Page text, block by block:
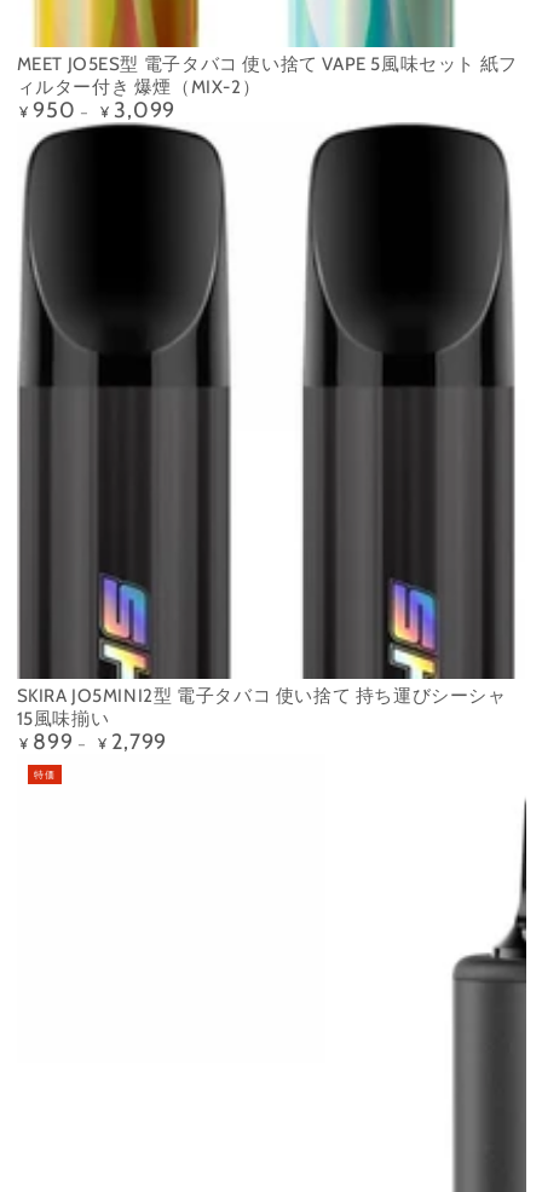
MEET JO5ES型 電子タバコ 使い捨て VAPE 5風味セット 紙フ
ィルター付き 爆煙（MIX-2）
定
¥ 950 ¥ 3,099
SKIRA JO5MINI2型 電子タバコ 使い捨て 持ち運びシーシャ
15風味揃い
定
価
¥ 899 ¥ 2,799
特価